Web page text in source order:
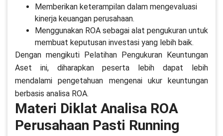
Memberikan keterampilan dalam mengevaluasi
kinerja keuangan perusahaan.
Menggunakan ROA sebagai alat pengukuran untuk
membuat keputusan investasi yang lebih baik.
Dengan mengikuti Pelatihan Pengukuran Keuntungan
Aset ini, diharapkan peserta lebih dapat lebih
mendalami pengetahuan mengenai ukur keuntungan
berbasis analisa ROA.
Materi Diklat Analisa ROA
Perusahaan Pasti Running